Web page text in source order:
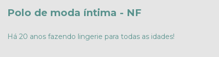
Polo de moda íntima - NF
Há 20 anos fazendo lingerie para todas as idades!